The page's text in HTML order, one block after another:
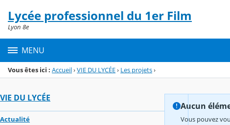
Menu de la rubrique
Contenu
Lycée professionnel du 1er Film
Lyon 8e
MENU
Vous êtes ici : Accueil›VIE DU LYCÉE› Les projets›
VIE DU LYCÉE
Actualité
Aucun
Vous pouvez